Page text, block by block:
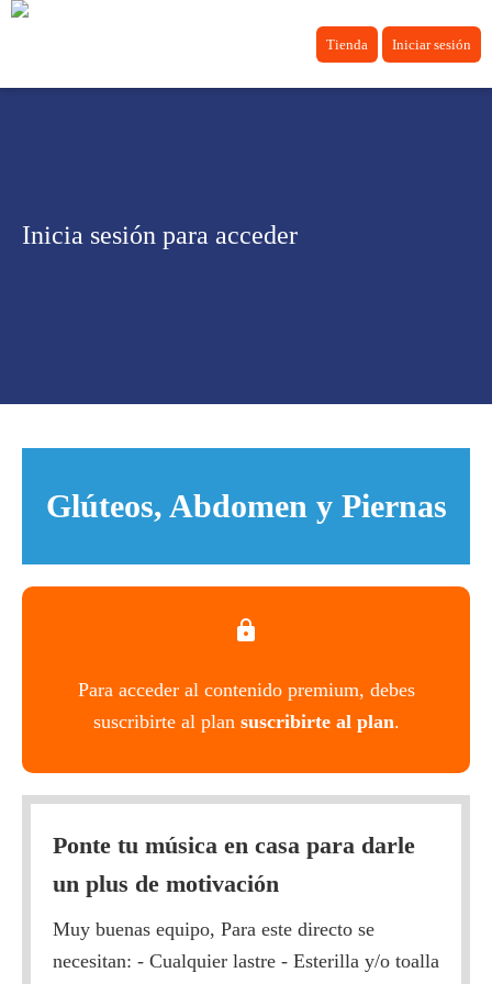
Tienda Iniciar sesión
Inicia sesión para acceder
Glúteos, Abdomen y Piernas
Para acceder al contenido premium, debes
suscribirte al plan suscribirte al plan.
Ponte tu música en casa para darle
un plus de motivación
Muy buenas equipo, Para este directo se
necesitan: - Cualquier lastre - Esterilla y/o toalla